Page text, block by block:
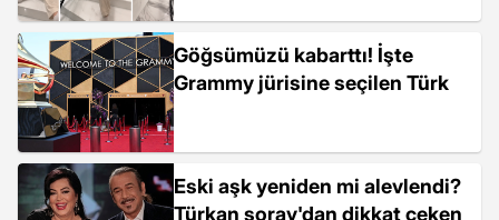
Göğsümüzü kabarttı! İşte
Grammy jürisine seçilen Türk
Eski aşk yeniden mi alevlendi?
Türkan şoray'dan dikkat çeken